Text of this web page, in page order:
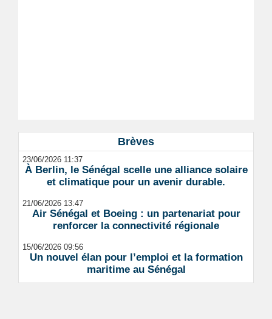
Brèves
23/06/2026 11:37
À Berlin, le Sénégal scelle une alliance solaire
et climatique pour un avenir durable.
21/06/2026 13:47
Air Sénégal et Boeing : un partenariat pour
renforcer la connectivité régionale
15/06/2026 09:56
Un nouvel élan pour l’emploi et la formation
maritime au Sénégal